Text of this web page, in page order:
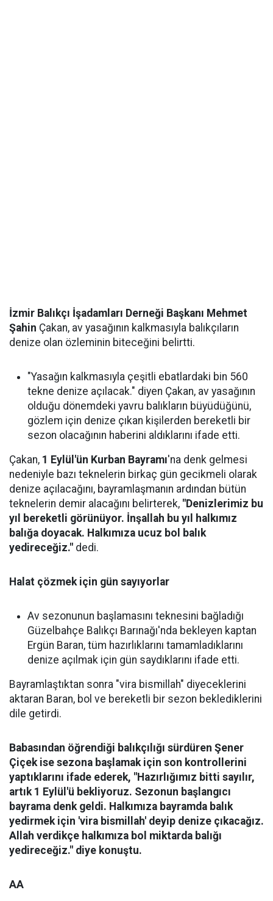
İzmir Balıkçı İşadamları Derneği Başkanı Mehmet
Şahin Çakan, av yasağının kalkmasıyla balıkçıların
denize olan özleminin biteceğini belirtti.
"Yasağın kalkmasıyla çeşitli ebatlardaki bin 560
tekne denize açılacak." diyen Çakan, av yasağının
olduğu dönemdeki yavru balıkların büyüdüğünü,
gözlem için denize çıkan kişilerden bereketli bir
sezon olacağının haberini aldıklarını ifade etti.
Çakan, 1 Eylül'ün Kurban Bayramı'na denk gelmesi
nedeniyle bazı teknelerin birkaç gün gecikmeli olarak
denize açılacağını, bayramlaşmanın ardından bütün
teknelerin demir alacağını belirterek, "Denizlerimiz bu
yıl bereketli görünüyor. İnşallah bu yıl halkımız
balığa doyacak. Halkımıza ucuz bol balık
yedireceğiz." dedi.
Halat çözmek için gün sayıyorlar
Av sezonunun başlamasını teknesini bağladığı
Güzelbahçe Balıkçı Barınağı'nda bekleyen kaptan
Ergün Baran, tüm hazırlıklarını tamamladıklarını
denize açılmak için gün saydıklarını ifade etti.
Bayramlaştıktan sonra "vira bismillah" diyeceklerini
aktaran Baran, bol ve bereketli bir sezon beklediklerini
dile getirdi.
Babasından öğrendiği balıkçılığı sürdüren Şener
Çiçek ise sezona başlamak için son kontrollerini
yaptıklarını ifade ederek, "Hazırlığımız bitti sayılır,
artık 1 Eylül'ü bekliyoruz. Sezonun başlangıcı
bayrama denk geldi. Halkımıza bayramda balık
yedirmek için 'vira bismillah' deyip denize çıkacağız.
Allah verdikçe halkımıza bol miktarda balığı
yedireceğiz." diye konuştu.
AA